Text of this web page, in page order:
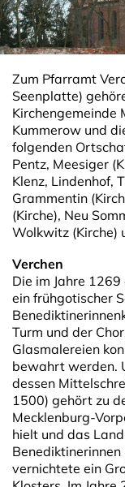
Zum Pfarramt
Seenplatte)
Kirchengemeinde
Kummerow und
folgenden
Pentz, Meesiger
Klenz, Lindenhof,
Grammentin
(Kirche), Neu
Wolkwitz (Kirche)
Verchen
Die im Jahre
ein frühgotischer
Turm und der
Glasmalereien
bewahrt werden.
dessen
1500) gehört zu
Mecklenburg-
hielt und das
vernichtete ein